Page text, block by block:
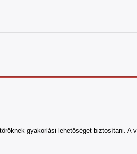
gyakorlási lehetőséget biztosítani.